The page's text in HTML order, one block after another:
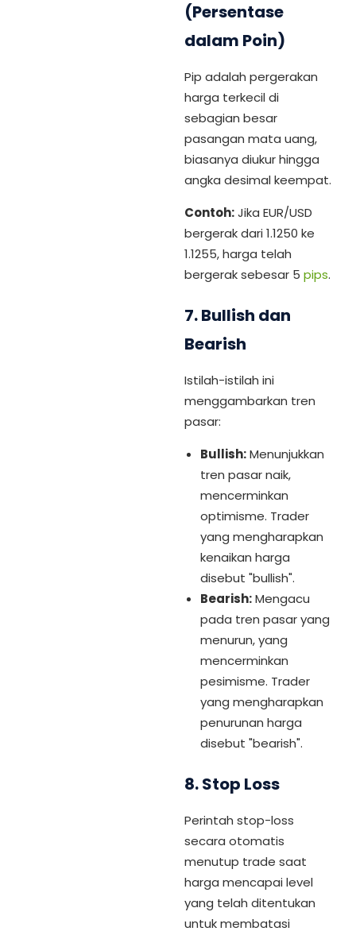
(Persentase
dalam Poin)
Pip adalah pergerakan
harga terkecil di
sebagian besar
pasangan mata uang,
biasanya diukur hingga
angka desimal keempat.
Contoh:Jika EUR/USD
bergerak dari 1.1250 ke
1.1255, harga telah
bergerak sebesar 5pips.
7.Bullish dan
Bearish
Istilah-istilah ini
menggambarkan tren
pasar:
Bullish:Menunjukkan
tren pasar naik,
mencerminkan
optimisme. Trader
yang mengharapkan
kenaikan harga
disebut "bullish".
Bearish:Mengacu
pada tren pasar yang
menurun, yang
mencerminkan
pesimisme. Trader
yang mengharapkan
penurunan harga
disebut "bearish".
8.Stop Loss
Perintah stop-loss
secara otomatis
menutup trade saat
harga mencapai level
yang telah ditentukan
untuk membatasi